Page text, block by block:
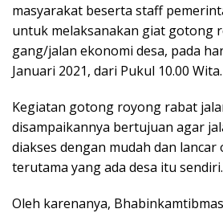
masyarakat beserta staff
untuk melaksanakan giat gotong
gang/jalan ekonomi desa, pada
Januari 2021, dari Pukul 10.00 Wita.
Kegiatan gotong royong rabat
disampaikannya bertujuan agar
diakses dengan mudah dan lancar
terutama yang ada desa itu sendiri.
Oleh karenanya,